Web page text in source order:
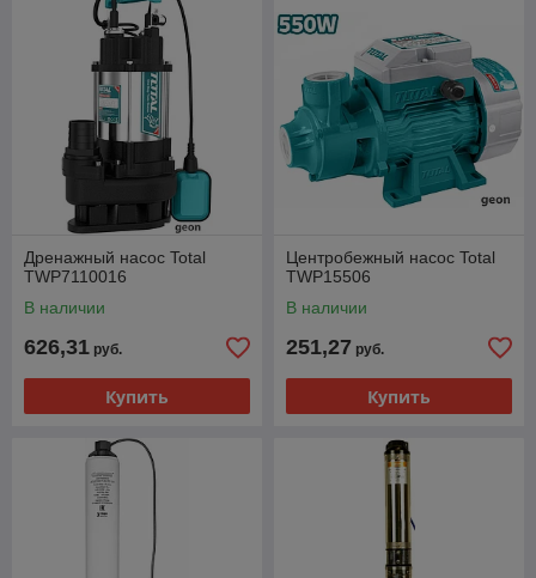
Дренажный насос Total
TWP7110016
В наличии
626,31 руб.
Купить
Центробежный насос Total
TWP15506
В наличии
251,27 руб.
Купить